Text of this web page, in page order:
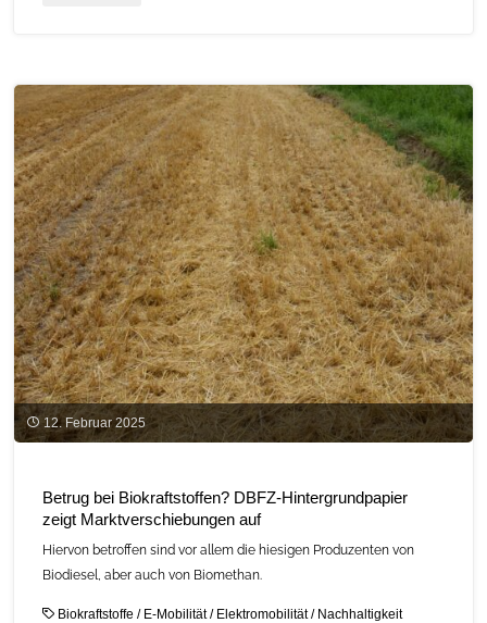
für
Biogas”:
Fachgespräch
im
Kloster
Banz"
12. Februar 2025
Betrug bei Biokraftstoffen? DBFZ-Hintergrundpapier
zeigt Marktverschiebungen auf
Hiervon betroffen sind vor allem die hiesigen Produzenten von
Biodiesel, aber auch von Biomethan.
Biokraftstoffe / E-Mobilität/ Elektromobilität/ Nachhaltigkeit